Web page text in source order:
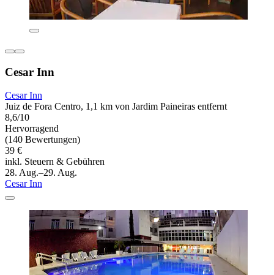
Cesar Inn
Cesar Inn
Juiz de Fora Centro, 1,1 km von Jardim Paineiras entfernt
8,6/10
Hervorragend
(140 Bewertungen)
39 €
inkl. Steuern & Gebühren
28. Aug.–29. Aug.
Cesar Inn